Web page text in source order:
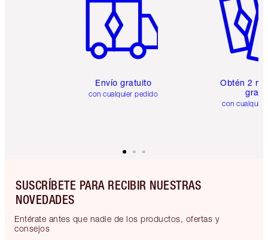
Envío gratuito
con cualquier pedido
Obtén 2
gratis
con
SUSCRÍBETE PARA RECIBIR NUESTRAS
NOVEDADES
Entérate antes que nadie de los productos, ofertas y
consejos